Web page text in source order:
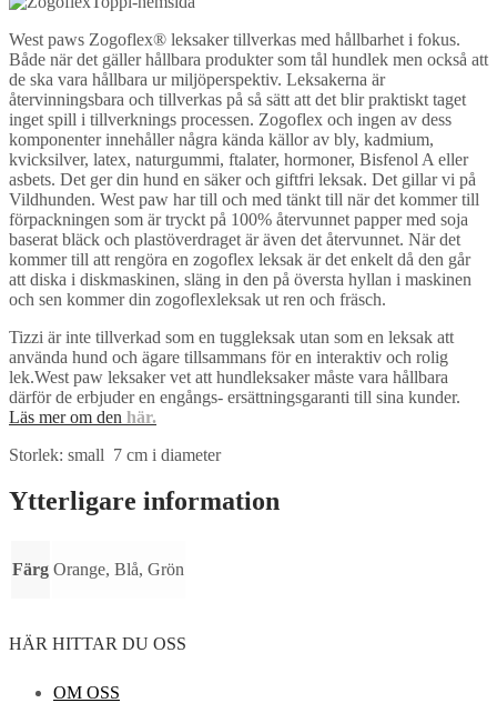
West paws Zogoflex® leksaker tillverkas med hållbarhet i fokus.
Både när det gäller hållbara produkter som tål hundlek men också att
de ska vara hållbara ur miljöperspektiv. Leksakerna är
återvinningsbara och tillverkas på så sätt att det blir praktiskt taget
inget spill i tillverknings processen. Zogoflex och ingen av dess
komponenter innehåller några kända källor av bly, kadmium,
kvicksilver, latex, naturgummi, ftalater, hormoner, Bisfenol A eller
asbets. Det ger din hund en säker och giftfri leksak. Det gillar vi på
Vildhunden. West paw har till och med tänkt till när det kommer till
förpackningen som är tryckt på 100% återvunnet papper med soja
baserat bläck och plastöverdraget är även det återvunnet. När det
kommer till att rengöra en zogoflex leksak är det enkelt då den går
att diska i diskmaskinen, släng in den på översta hyllan i maskinen
och sen kommer din zogoflexleksak ut ren och fräsch.
Tizzi är inte tillverkad som en tuggleksak utan som en leksak att
använda hund och ägare tillsammans för en interaktiv och rolig
lek.West paw leksaker vet att hundleksaker måste vara hållbara
därför de erbjuder en engångs- ersättningsgaranti till sina kunder.
Läs mer om den här.
Storlek: small 7 cm i diameter
Ytterligare information
Färg Orange, Blå, Grön
HÄR HITTAR DU OSS
OM OSS